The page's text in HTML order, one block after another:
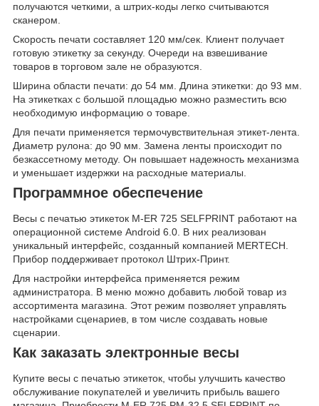
получаются четкими, а штрих-коды легко считываются
сканером.
Скорость печати составляет 120 мм/сек. Клиент получает
готовую этикетку за секунду. Очереди на взвешивание
товаров в торговом зале не образуются.
Ширина области печати: до 54 мм. Длина этикетки: до 93 мм.
На этикетках с большой площадью можно разместить всю
необходимую информацию о товаре.
Для печати применяется термочувствительная этикет-лента.
Диаметр рулона: до 90 мм. Замена ленты происходит по
безкассетному методу. Он повышает надежность механизма
и уменьшает издержки на расходные материалы.
Программное обеспечение
Весы с печатью этикеток M-ER 725 SELFPRINT работают на
операционной системе Android 6.0. В них реализован
уникальный интерфейс, созданный компанией MERTECH.
Прибор поддерживает протокол Штрих-Принт.
Для настройки интерфейса применяется режим
администратора. В меню можно добавить любой товар из
ассортимента магазина. Этот режим позволяет управлять
настройками сценариев, в том числе создавать новые
сценарии.
Как заказать электронные весы
Купите весы с печатью этикеток, чтобы улучшить качество
обслуживание покупателей и увеличить прибыль вашего